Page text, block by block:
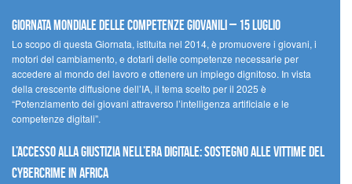
Giornata Mondiale delle Competenze Giovanili – 15 luglio
Lo scopo di questa Giornata, istituita nel 2014, è promuovere i giovani, i
motori del cambiamento, e dotarli delle competenze necessarie per
accedere al mondo del lavoro e ottenere un impiego dignitoso. In vista
della crescente diffusione dell’IA, il tema scelto per il 2025 è
“Potenziamento dei giovani attraverso l’intelligenza artificiale e le
competenze digitali”.
L’accesso alla giustizia nell’era digitale: sostegno alle vittime del
cybercrime in Africa